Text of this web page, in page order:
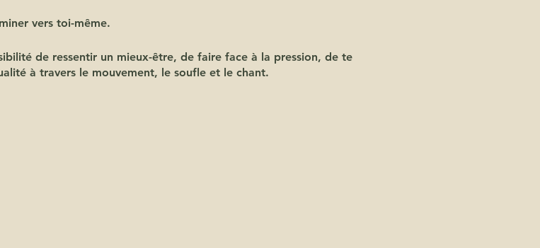
vers toi-même.
de ressentir un mieux-être, de faire face à la pression, de te
à travers le mouvement, le soufle et le chant.